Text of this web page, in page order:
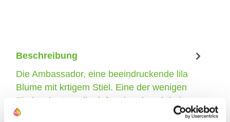
Beschreibung
Die Ambassador, eine beeindruckende lila
Blume mit krtigem Stiel. Eine der wenigen
Zierlaucharten, die duftend und auch bei…
Mehr